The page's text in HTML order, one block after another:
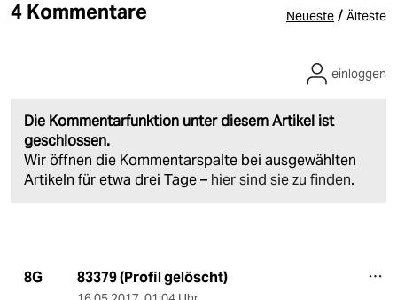
4 Kommentare Neueste / Älteste
Die Kommentarfunktion unter diesem Artikel ist
geschlossen.
Wir öffnen die Kommentarspalte bei ausgewählten
Artikeln für etwa drei Tage – hier sind sie zu finden.
einloggen
8G 83379 (Profil gelöscht)